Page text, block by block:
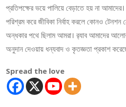
প্রতিপক্ষের ভয়ে পালিয়ে বেড়াতে হয় না
পরিশ্রম করে জীবিকা নির্বাহ করলে কোনও
অন্ধকার পথে ছিলাম আমরা। র‌্যাব আমাদের আলোর
অনুদান দেওয়ায় ধন্যবাদ ও কৃতজ্ঞতা প্রকাশ
Spread the love